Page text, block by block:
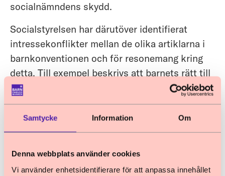
Samtycke Information Om
Denna webbplats använder cookies
Vi använder enhetsidentifierare för att anpassa innehållet
socialnämndens skydd.
Socialstyrelsen har därutöver identifierat
intressekonflikter mellan de olika artiklarna i
barnkonventionen och för resonemang kring
detta. Till exempel beskrivs att barnets rätt till
skydd kan stå mot rätten till ett privat- och
familjeliv, och att barnets bästa måste
användas som vägledning när det uppstår
inbördes konflikter mellan de olika
Barnombudsmannen anser att rapporten har